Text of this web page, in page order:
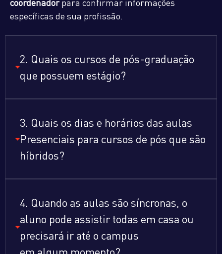
coordenadorpara confirmar informações
específicas de sua profissão.
2. Quais os cursos de pós-graduação
que possuem estágio?
3. Quais os dias e horários das aulas
Presenciais para cursos de pós que são
híbridos?
4. Quando as aulas são síncronas, o
aluno pode assistir todas em casa ou
precisará ir até o campus